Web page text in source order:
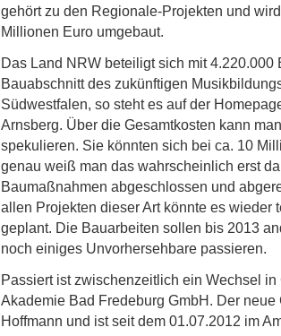
gehört zu den Regionale-Projekten und
Millionen Euro umgebaut.
Das Land NRW beteiligt sich mit 4.220.000
Bauabschnitt des zukünftigen
Südwestfalen, so steht es auf der
Arnsberg. Über die Gesamtkosten kann
spekulieren. Sie könnten sich bei ca. 10
genau weiß man das wahrscheinlich erst
Baumaßnahmen abgeschlossen und
allen Projekten dieser Art könnte es wieder
geplant. Die Bauarbeiten sollen bis 2013
noch einiges Unvorhersehbare passieren.
Passiert ist zwischenzeitlich ein Wechsel in
Akademie Bad Fredeburg GmbH. Der neue
Hoffmann und ist seit dem 01.07.2012 im